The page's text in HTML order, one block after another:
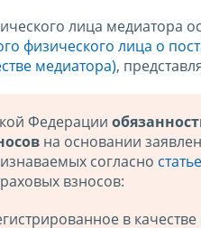
лица медиатора
физического лица о
медиатора),
Федерации
на основании
согласно
взносов:
в